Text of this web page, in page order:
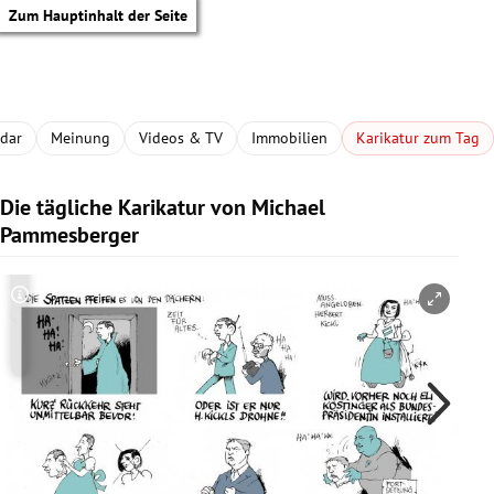
Zum Hauptinhalt der Seite
Untermenü
Meinung Videos & TV Immobilien Karikatur zum Tag
Die tägliche Karikatur von Michael
Pammesberger
Copyright-Hinweis öffnen/schließen